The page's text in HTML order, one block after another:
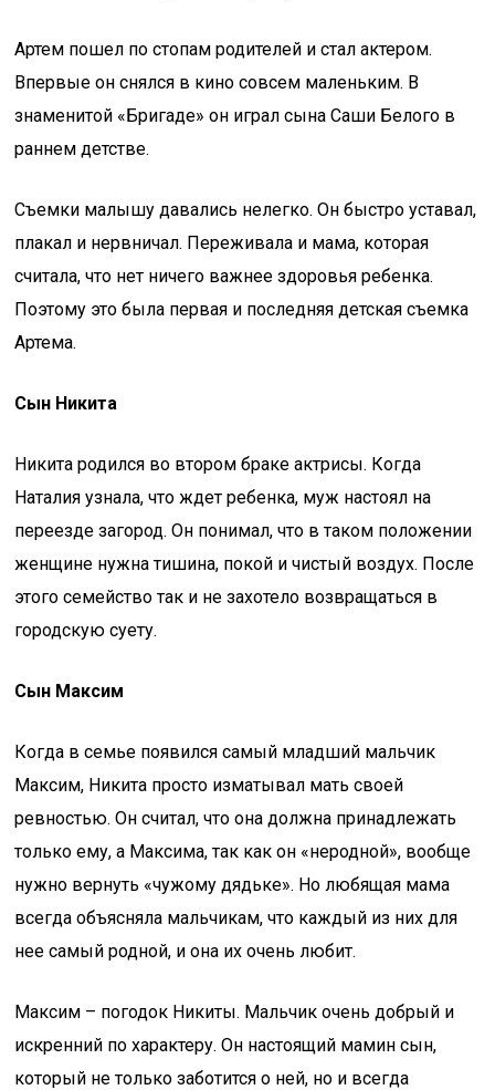
Артем пошел по стопам родителей и стал актером.
Впервые он снялся в кино совсем маленьким. В
знаменитой «Бригаде» он играл сына Саши Белого в
раннем детстве.
Съемки малышу давались нелегко. Он быстро уставал,
плакал и нервничал. Переживала и мама, которая
считала, что нет ничего важнее здоровья ребенка.
Поэтому это была первая и последняя детская съемка
Артема.
Сын Никита
Никита родился во втором браке актрисы. Когда
Наталия узнала, что ждет ребенка, муж настоял на
переезде загород. Он понимал, что в таком положении
женщине нужна тишина, покой и чистый воздух. После
этого семейство так и не захотело возвращаться в
городскую суету.
Сын Максим
Когда в семье появился самый младший мальчик
Максим, Никита просто изматывал мать своей
ревностью. Он считал, что она должна принадлежать
только ему, а Максима, так как он «неродной», вообще
нужно вернуть «чужому дядьке». Но любящая мама
всегда объясняла мальчикам, что каждый из них для
нее самый родной, и она их очень любит.
Максим – погодок Никиты. Мальчик очень добрый и
искренний по характеру. Он настоящий мамин сын,
который не только заботится о ней, но и всегда